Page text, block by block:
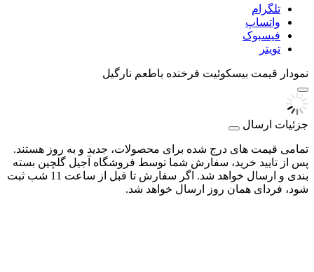
تلگرام
واتساپ
فیسبوک
تویتر
نمودار قیمت بيسکوئيت فرخنده باطعم نارگیل
جزئیات ارسال
تمامی قیمت های درج شده برای محصولات، جدید و به روز هستند.
پس از تایید خرید، سفارش شما توسط فروشگاه آجیل گلچین بسته
بندی و ارسال خواهد شد. اگر سفارش تا قبل از ساعت 11 شب ثبت
شود، فردای همان روز ارسال خواهد شد.